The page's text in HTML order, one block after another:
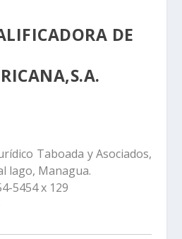
DE
Taboada y Asociados,
lago, Managua.
5454 x 129